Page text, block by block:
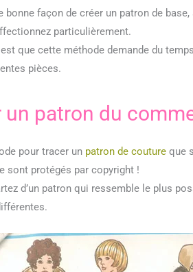
bonne façon de créer un patron de
particulièrement.
que cette méthode demande du
pièces.
patron du
pour tracer un patron de couture que
sont protégés par copyright !
d’un patron qui ressemble le plus